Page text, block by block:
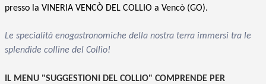
presso la VINERIA VENCÒ DEL COLLIO a Vencò (GO).
Le specialità enogastronomiche della nostra terra immersi tra le
splendide colline del Collio!
IL MENU "SUGGESTIONI DEL COLLIO" COMPRENDE PER